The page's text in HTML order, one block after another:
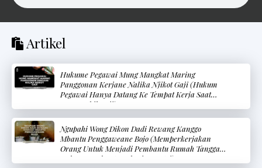
Artikel
Hukume Pegawai Mung Mangkat Maring
Panggonan Kerjane Nalika Njikot Gaji (Hukum
Pegawai Hanya Datang Ke Tempat Kerja Saat
Mengambil Gaji)
Ngupahi Wong Dikon Dadi Rewang Kanggo
Mbantu Penggaweane Bojo (Memperkerjakan
Orang Untuk Menjadi Pembantu Rumah Tangga
Dalam Membantu Pekerjaan Istri)